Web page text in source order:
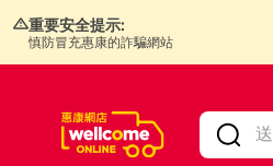
重要安全提示:
慎防冒充惠康的詐騙網站